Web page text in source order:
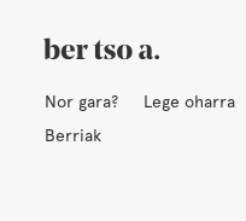
Nor gara? Lege oharra
Berriak